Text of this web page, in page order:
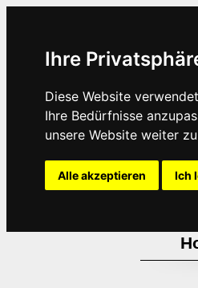
Ihre
Diese Website
Ihre Bedürfnisse
unsere Website weiter
Alle akzeptieren Ich